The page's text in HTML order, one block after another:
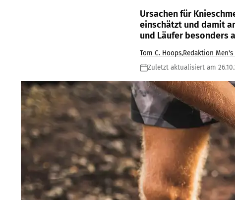
Ursachen für
einschätzt und damit
und Läufer besonders
Tom C. Hoops,Redaktion Men's
Zuletzt aktualisiert am